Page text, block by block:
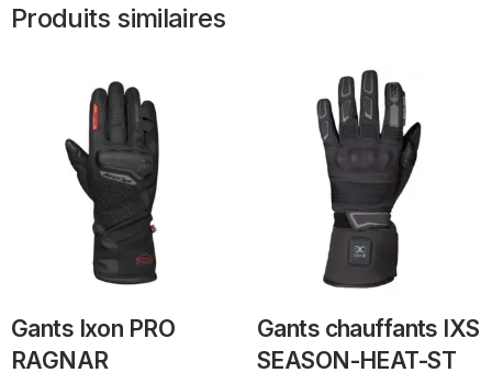
Produits similaires
Gants Ixon PRO
RAGNAR
Gants chauffants IXS
SEASON-HEAT-ST